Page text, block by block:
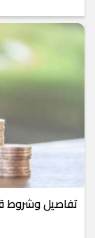
تفاصيل وشروط